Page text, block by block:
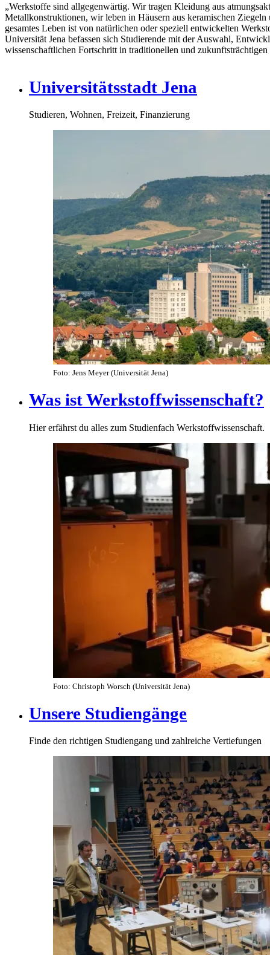
„Werkstoffe sind allgegenwärtig. Wir tragen Kleidung aus
Metallkonstruktionen, wir leben in Häusern aus keramischen
gesamtes Leben ist von natürlichen oder speziell entwickelten
Universität Jena befassen sich Studierende mit der Auswahl,
wissenschaftlichen Fortschritt in traditionellen und
Universitätsstadt Jena
Studieren, Wohnen, Freizeit, Finanzierung
Foto: Jens Meyer (Universität Jena)
Was ist Werkstoffwissenschaft?
Hier erfährst du alles zum Studienfach Werkstoffwissenschaft.
Foto: Christoph Worsch (Universität Jena)
Unsere Studiengänge
Finde den richtigen Studiengang und zahlreiche Vertiefungen